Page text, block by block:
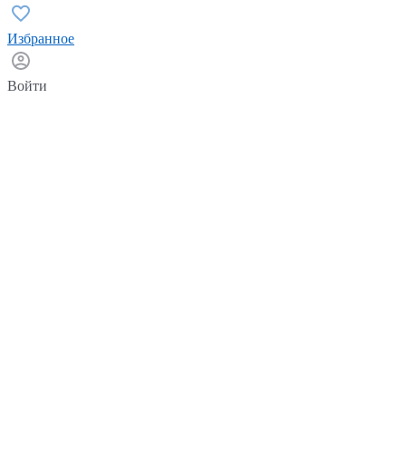
Избранное
Войти